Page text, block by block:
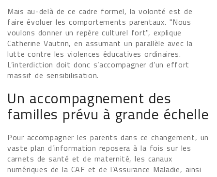
Mais au-delà de ce cadre formel, la volonté est de
faire évoluer les comportements parentaux. "Nous
voulons donner un repère culturel fort", explique
Catherine Vautrin, en assumant un parallèle avec la
lutte contre les violences éducatives ordinaires.
L’interdiction doit donc s’accompagner d’un effort
massif de sensibilisation.
Un accompagnement des
familles prévu à grande échelle
Pour accompagner les parents dans ce changement, un
vaste plan d’information reposera à la fois sur les
carnets de santé et de maternité, les canaux
numériques de la CAF et de l’Assurance Maladie, ainsi